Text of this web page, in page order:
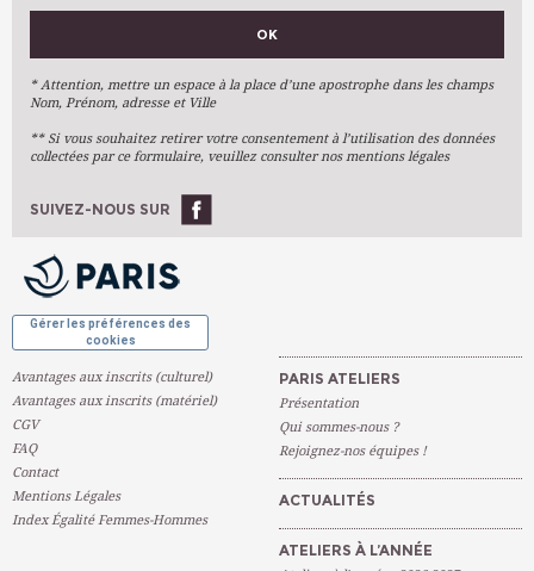
VOS PRÉFÉRENCES
Arts Plastiques
Arts Du Texte
Arts Numériques
Ateliers À L'année
OK
* Attention, mettre un espace à la place d’une apostrophe dans les champs
Nom, Prénom, adresse et Ville
** Si vous souhaitez retirer votre consentement à l’utilisation des données
collectées par ce formulaire, veuillez consulter nos mentions légales
SUIVEZ-NOUS SUR
Gérer les préférences des
cookies
Avantages aux inscrits (culturel)
Avantages aux inscrits (matériel)
CGV
FAQ
Contact
Mentions Légales
Index Égalité Femmes-Hommes
PARIS ATELIERS
Présentation
Qui sommes-nous ?
Rejoignez-nos équipes !
ACTUALITÉS
ATELIERS À L’ANNÉE